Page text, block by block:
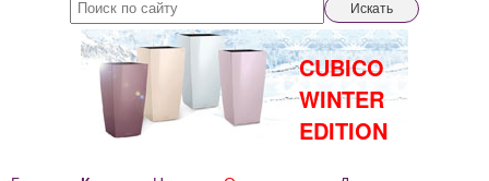
Искать
Распродажа
Кованая мебель
Элегант (Россия)